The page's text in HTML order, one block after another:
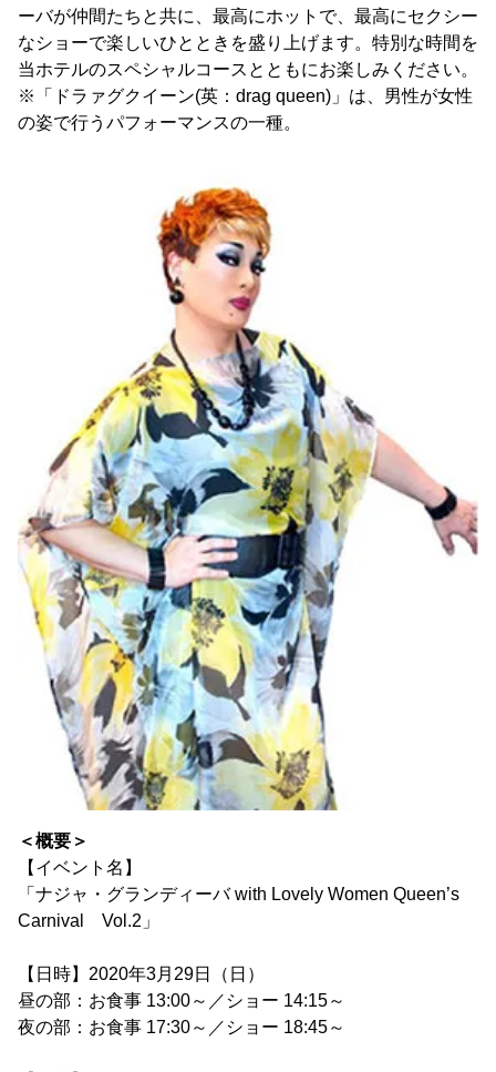
ーバが仲間たちと共に、最高にホットで、最高にセクシー
なショーで楽しいひとときを盛り上げます。特別な時間を
当ホテルのスペシャルコースとともにお楽しみください。
※「ドラァグクイーン(英：drag queen)」は、男性が女性
の姿で行うパフォーマンスの一種。
＜概要＞
【イベント名】
「ナジャ・グランディーバ with Lovely Women Queen’s
Carnival Vol.2」
【日時】2020年3月29日（日）
昼の部：お食事 13:00～／ショー 14:15～
夜の部：お食事 17:30～／ショー 18:45～